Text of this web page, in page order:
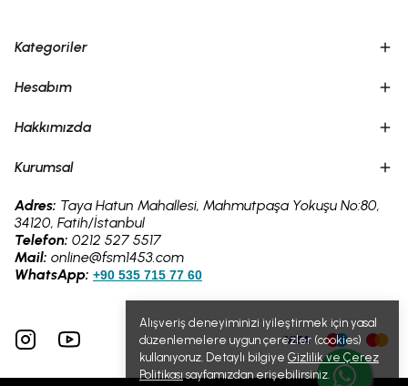
Alışveriş deneyiminizi iyileştirmek için yasal
düzenlemelere uygun çerezler (cookies)
kullanıyoruz. Detaylı bilgiye Gizlilik ve Çerez
Politikasısayfamızdan erişebilirsiniz.
Kategoriler
Hesabım
Hakkımızda
Kurumsal
Adres: Taya Hatun Mahallesi, Mahmutpaşa Yokuşu No:80,
34120, Fatih/İstanbul
Telefon: 0212 527 5517
Mail: online@fsm1453.com
WhatsApp: +90 535 715 77 60